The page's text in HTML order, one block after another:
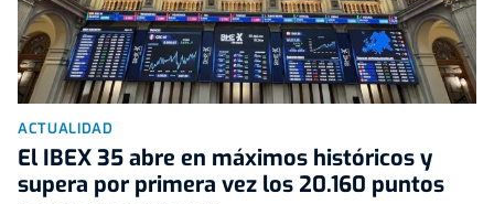
ACTUALIDAD
El IBEX 35 abre en máximos históricos y
supera por primera vez los 20.160 puntos